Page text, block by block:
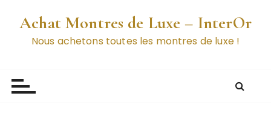
Achat Montres de Luxe – InterOr
Nous achetons toutes les montres de luxe !